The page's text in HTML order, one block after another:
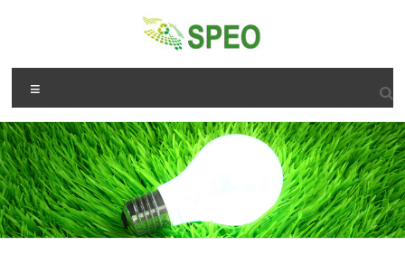
speo.org.pl
speo